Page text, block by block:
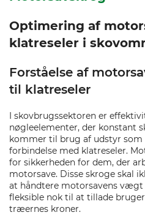
Optimering af
klatreseler i
Forståelse af
til klatreseler
I skovbrugssektoren er
nøgleelementer, der konstant
kommer til brug af udstyr som
forbindelse med klatreseler.
for sikkerheden for dem, der
motorsave. Disse skroge skal
at håndtere motorsavens
fleksible nok til at tillade
træernes kroner.